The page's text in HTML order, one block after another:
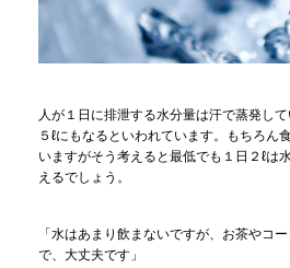
人が１日に排泄する水分量は汗で蒸発し
５ℓにもなるといわれています。もちろん
いますがそう考えると最低でも１日２ℓは
えるでしょう。
「水はあまり飲まないですが、お茶やコ
で、大丈夫です」